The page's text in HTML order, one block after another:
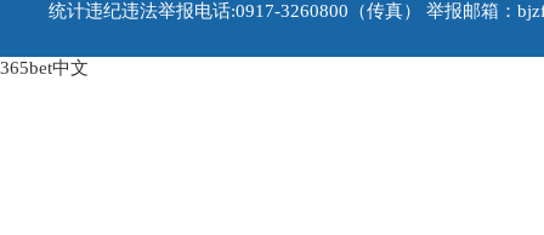
统计违纪违法举报电话:0917-3260800（传真） 举报邮箱：
365bet中文